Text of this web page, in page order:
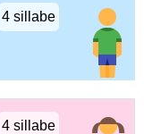
4 sillabe
4 sillabe